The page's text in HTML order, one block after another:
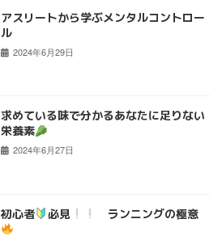
アスリートから学ぶメンタルコントロー
ル
2024年6月29日
求めている味で分かるあなたに足りない
栄養素
2024年6月27日
初心者 必見 ランニングの極意